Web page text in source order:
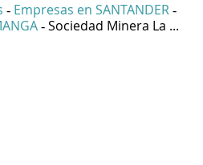
- Empresas en SANTANDER -
- Sociedad Minera La ...